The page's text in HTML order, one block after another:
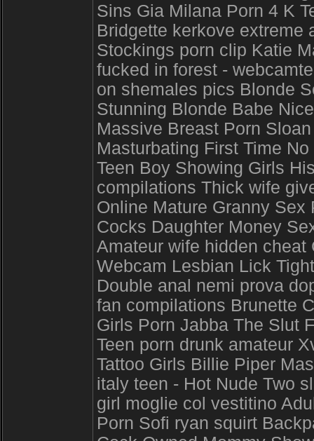
Sins Gia Milana Porn 4 K
Bridgette kerkove extreme
Stockings porn clip Katie
fucked in forest -
on shemales pics Blonde
Stunning Blonde Babe
Massive Breast Porn
Masturbating First Time
Teen Boy Showing Girls
compilations Thick wife
Online Mature Granny
Cocks Daughter Money
Amateur wife hidden
Webcam Lesbian Lick
Double anal nemi prova
fan compilations Brunette
Girls Porn Jabba The Slut
Teen porn drunk amateur
Tattoo Girls Billie Piper
italy teen - Hot Nude Two
girl moglie col vestitino
Porn Sofi ryan squirt